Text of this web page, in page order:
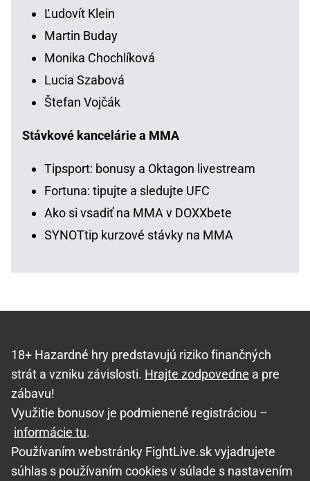
Ľudovít Klein
Martin Buday
Monika Chochlíková
Lucia Szabová
Štefan Vojčák
Stávkové kancelárie a MMA
Tipsport: bonusy a Oktagon livestream
Fortuna: tipujte a sledujte UFC
Ako si vsadiť na MMA v DOXXbete
SYNOTtip kurzové stávky na MMA
18+ Hazardné hry predstavujú riziko finančných
strát a vzniku závislosti. Hrajte zodpovedne a pre
zábavu!
Využitie bonusov je podmienené registráciou –
informácie tu.
Používaním webstránky FightLive.sk vyjadrujete
súhlas s používaním cookies v súlade s nastavením